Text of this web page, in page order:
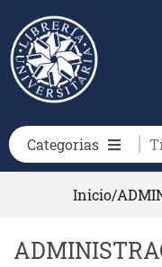
Categorias
Inicio/